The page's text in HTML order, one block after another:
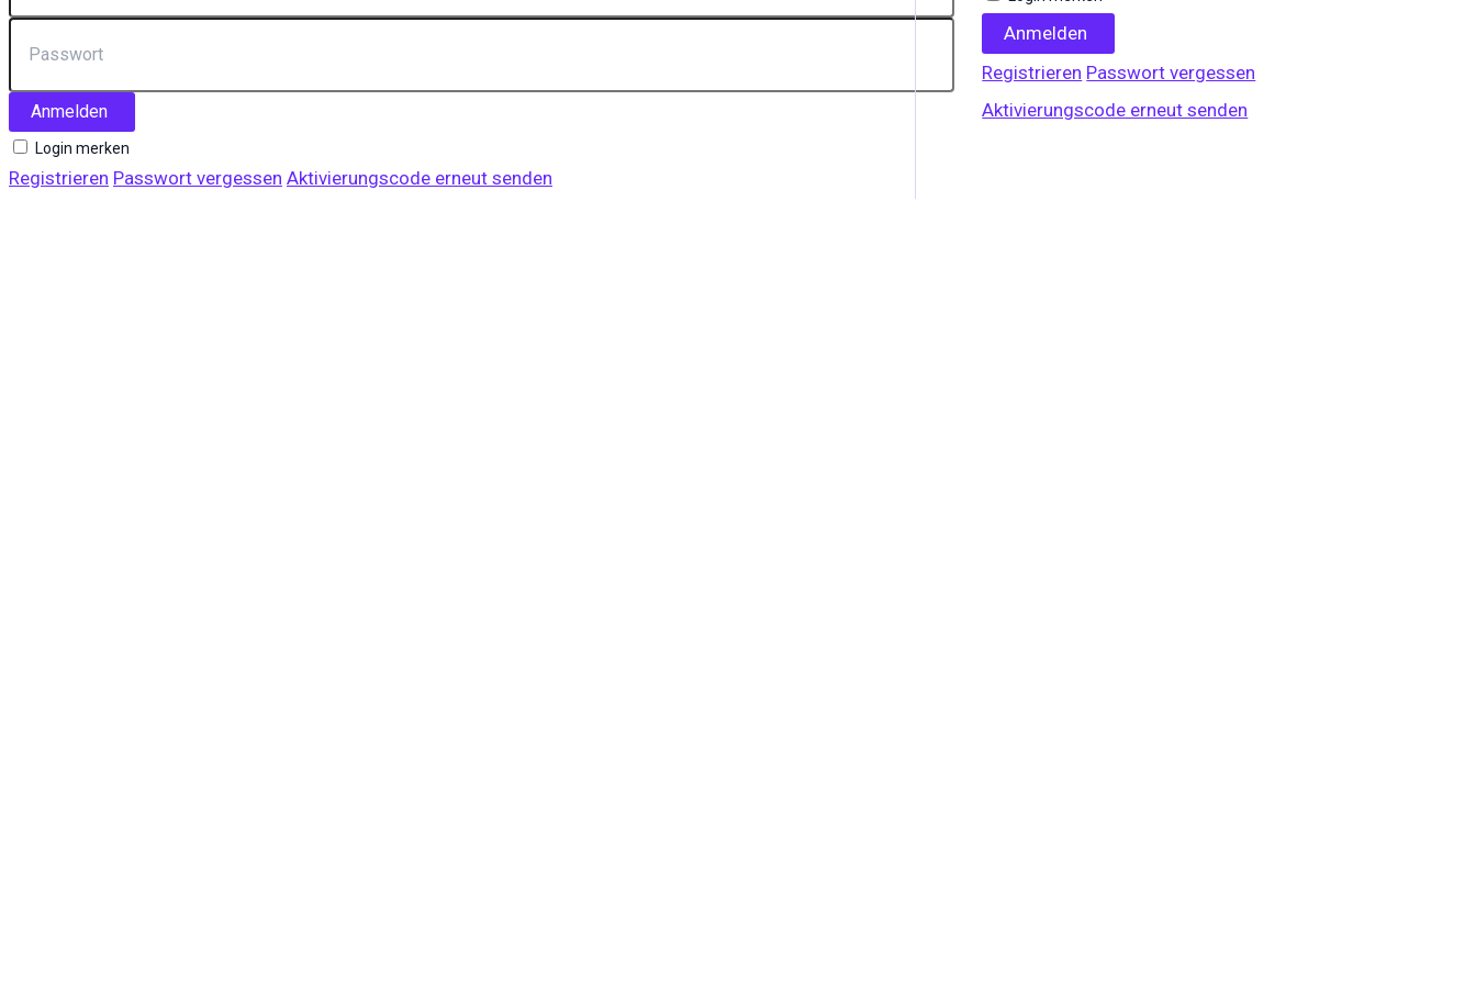
Anmelden
Login merken
Registrieren Passwort vergessen Aktivierungscode erneut senden
Anmelden
Registrieren Passwort vergessen
Aktivierungscode erneut senden